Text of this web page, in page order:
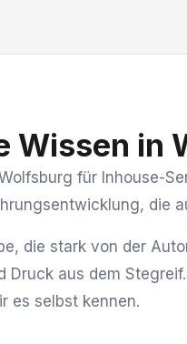
Wissen in
für Inhouse-
die
die stark von der
Druck aus dem
es selbst kennen.